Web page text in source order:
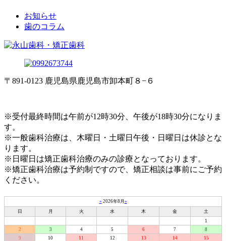
お知らせ
歯のコラム
〒891-0123 鹿児島県鹿児島市卸本町８−６
※受付最終時間は午前が12時30分、午後が18時30分になりま
す。
※一般歯科治療は、木曜日・土曜日午後・日曜日は休診とな
ります。
※日曜日は矯正歯科治療のみの診療となっております。
※矯正歯科治療は予約制ですので、矯正相談は事前にご予約
ください。
« 2026年8月 »
日
月 火 水 木 金
土
1
2
3 4 5 6 7
8
9
10 11 12 13 14
15